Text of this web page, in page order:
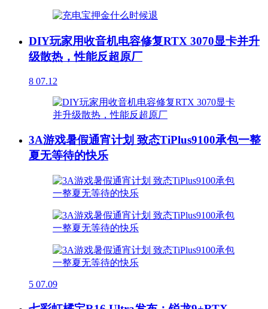
DIY玩家用收音机电容修复RTX 3070显卡并升
级散热，性能反超原厂
8 07.12
3A游戏暑假通宵计划 致态TiPlus9100承包一整
夏无等待的快乐
5 07.09